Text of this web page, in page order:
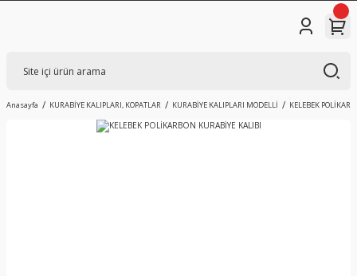
Anasayfa KURABİYE KALIPLARI, KOPATLAR KURABİYE KALIPLARI MODELLİ KELEBEK